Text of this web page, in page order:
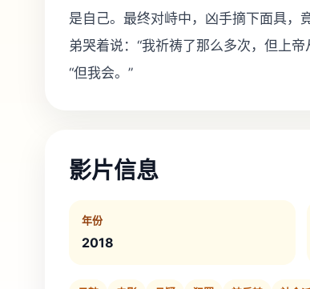
是自己。最终对峙中，凶手摘下面具，
弟哭着说：“我祈祷了那么多次，但上帝
“但我会。”
影片信息
年份
2018